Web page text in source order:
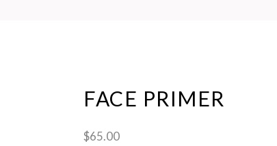
FACE PRIMER
$65.00